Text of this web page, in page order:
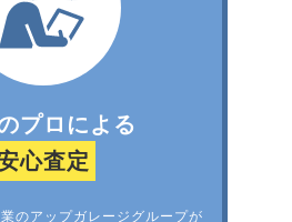
プロによる
心査定
のアップガレージグループが